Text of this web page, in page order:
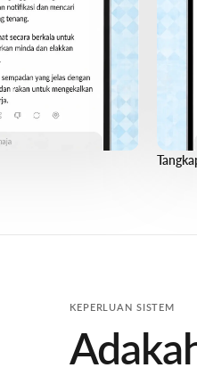
KEPERLUAN SISTEM